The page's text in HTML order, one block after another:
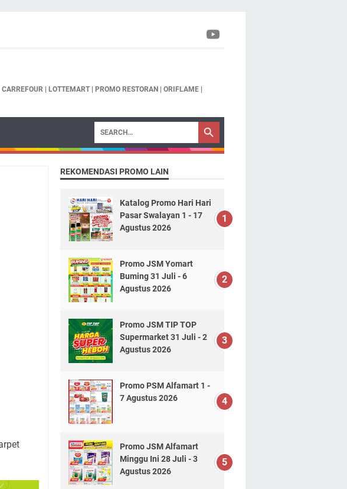
| LOTTEMART | PROMO RESTORAN | ORIFLAME |
REKOMENDASI PROMO LAIN
Katalog Promo Hari Hari
Pasar Swalayan 1 - 17
Agustus 2026
Promo JSM Yomart
Buming 31 Juli - 6
Agustus 2026
Promo JSM TIP TOP
Supermarket 31 Juli - 2
Agustus 2026
Promo PSM Alfamart 1 -
7 Agustus 2026
Promo JSM Alfamart
Minggu Ini 28 Juli - 3
Agustus 2026